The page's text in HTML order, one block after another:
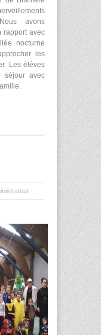
avons
rapport avec
nocturne
les
Les élèves
séjour avec